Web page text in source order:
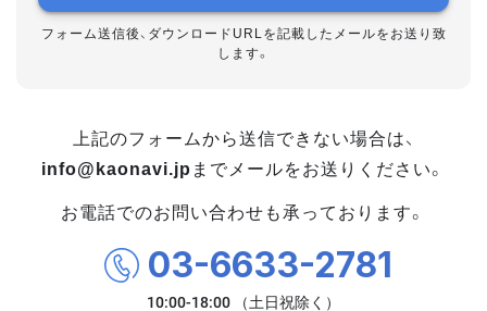
フォーム送信後、ダウンロードURLを記載したメールをお送り致
します。
上記のフォームから送信できない場合は、
info@kaonavi.jp までメールをお送りください。
お電話でのお問い合わせも承っております。
03-6633-2781